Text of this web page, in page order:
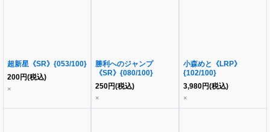
超新星《SR》{053/100}
200円(税込)
×
勝利へのジャンプ
《SR》{080/100}
250円(税込)
×
小森めと《LRP》
{102/100}
3,980円(税込)
×